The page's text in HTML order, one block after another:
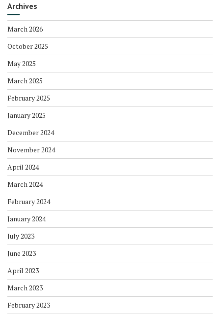
Archives
March 2026
October 2025
May 2025
March 2025
February 2025
January 2025
December 2024
November 2024
April 2024
March 2024
February 2024
January 2024
July 2023
June 2023
April 2023
March 2023
February 2023